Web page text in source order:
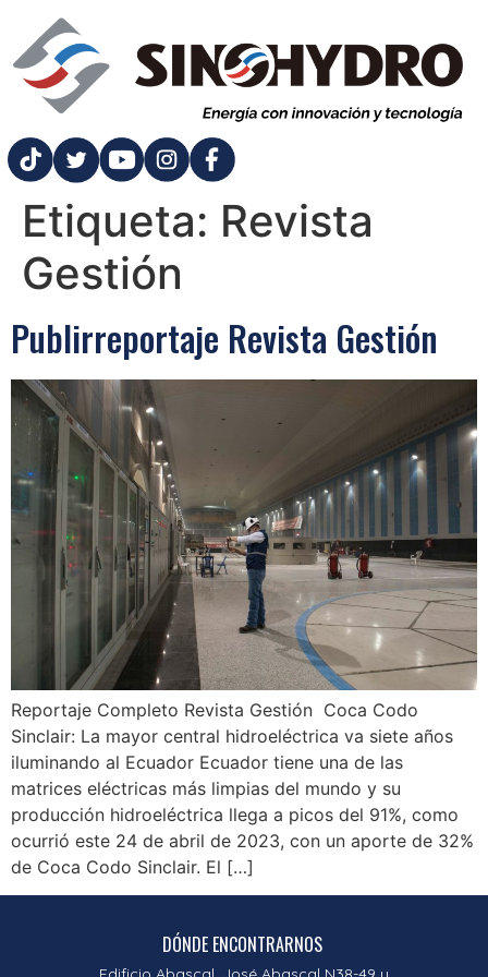
Etiqueta: Revista
Gestión
Publirreportaje Revista Gestión
Reportaje Completo Revista Gestión Coca Codo
Sinclair: La mayor central hidroeléctrica va siete años
iluminando al Ecuador Ecuador tiene una de las
matrices eléctricas más limpias del mundo y su
producción hidroeléctrica llega a picos del 91%, como
ocurrió este 24 de abril de 2023, con un aporte de 32%
de Coca Codo Sinclair. El […]
DÓNDE ENCONTRARNOS